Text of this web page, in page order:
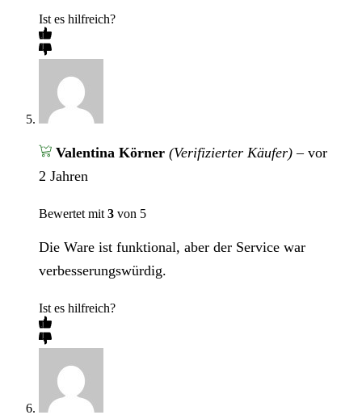
Ist es hilfreich?
Valentina Körner (Verifizierter Käufer) – vor
2 Jahren
Bewertet mit 3 von 5
Die Ware ist funktional, aber der Service war
verbesserungswürdig.
Ist es hilfreich?